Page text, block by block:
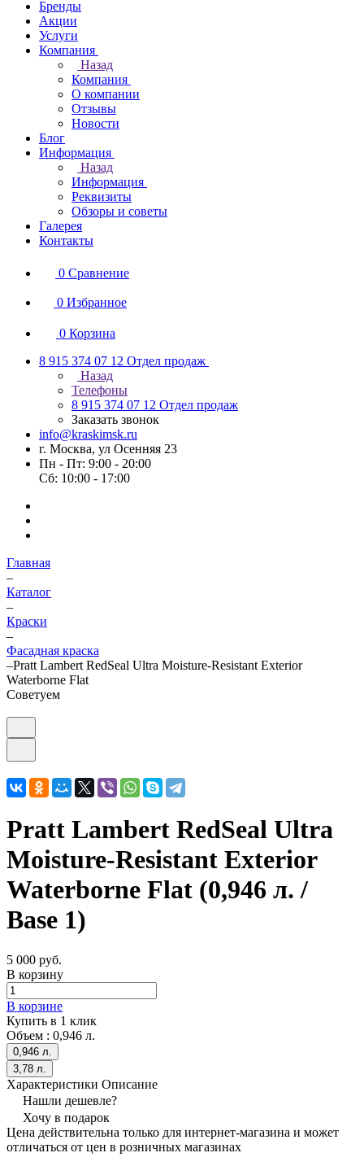
Бренды
Акции
Услуги
Компания
Назад
Компания
О компании
Отзывы
Новости
Блог
Информация
Назад
Информация
Реквизиты
Обзоры и советы
Галерея
Контакты
0 Сравнение
0 Избранное
0 Корзина
8 915 374 07 12 Отдел продаж
Назад
Телефоны
8 915 374 07 12 Отдел продаж
Заказать звонок
info@kraskimsk.ru
г. Москва, ул Осенняя 23
Пн - Пт: 9:00 - 20:00
Сб: 10:00 - 17:00
Главная
–
Каталог
–
Краски
–
Фасадная краска
–Pratt Lambert RedSeal Ultra Moisture-Resistant Exterior
Waterborne Flat
Советуем
Pratt Lambert RedSeal Ultra
Moisture-Resistant Exterior
Waterborne Flat (0,946 л. /
Base 1)
5 000 руб.
В корзину
В корзине
Купить в 1 клик
Объем : 0,946 л.
0,946 л.
3,78 л.
Характеристики Описание
Нашли дешевле?
Хочу в подарок
Цена действительна только для интернет-магазина и может
отличаться от цен в розничных магазинах